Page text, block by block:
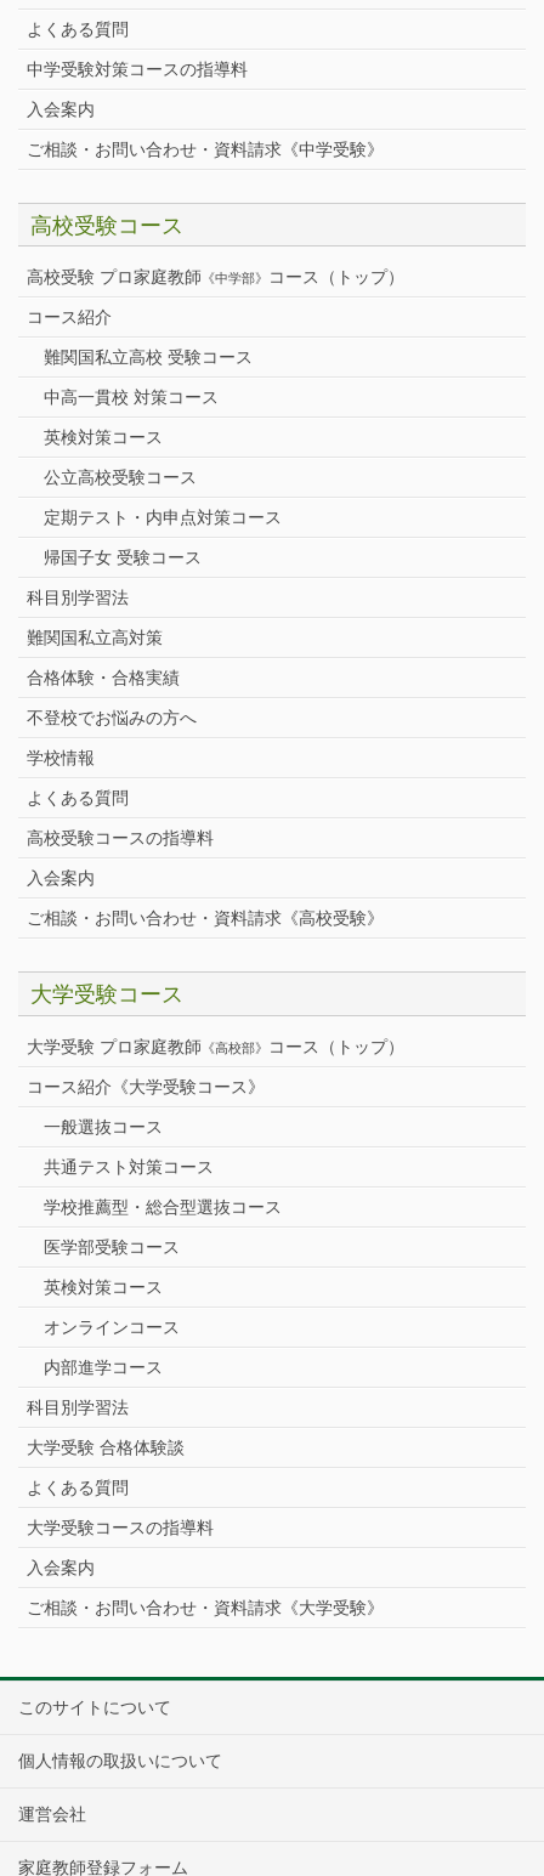
よくある質問
中学受験対策コースの指導料
入会案内
ご相談・お問い合わせ・資料請求《中学受験》
高校受験コース
高校受験 プロ家庭教師 《中学部》 コース（トップ）
コース紹介
難関国私立高校 受験コース
中高一貫校 対策コース
英検対策コース
公立高校受験コース
定期テスト・内申点対策コース
帰国子女 受験コース
科目別学習法
難関国私立高対策
合格体験・合格実績
不登校でお悩みの方へ
学校情報
よくある質問
高校受験コースの指導料
入会案内
ご相談・お問い合わせ・資料請求《高校受験》
大学受験コース
大学受験 プロ家庭教師 《高校部》 コース（トップ）
コース紹介《大学受験コース》
一般選抜コース
共通テスト対策コース
学校推薦型・総合型選抜コース
医学部受験コース
英検対策コース
オンラインコース
内部進学コース
科目別学習法
大学受験 合格体験談
よくある質問
大学受験コースの指導料
入会案内
ご相談・お問い合わせ・資料請求《大学受験》
このサイトについて
個人情報の取扱いについて
運営会社
家庭教師登録フォーム